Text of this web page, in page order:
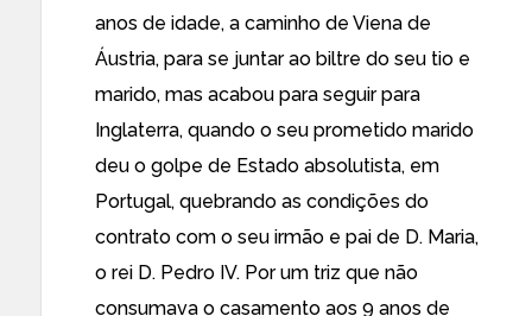
anos de idade, a caminho de Viena de
Áustria, para se juntar ao biltre do seu tio e
marido, mas acabou para seguir para
Inglaterra, quando o seu prometido marido
deu o golpe de Estado absolutista, em
Portugal, quebrando as condições do
contrato com o seu irmão e pai de D. Maria,
o rei D. Pedro IV. Por um triz que não
consumava o casamento aos 9 anos de